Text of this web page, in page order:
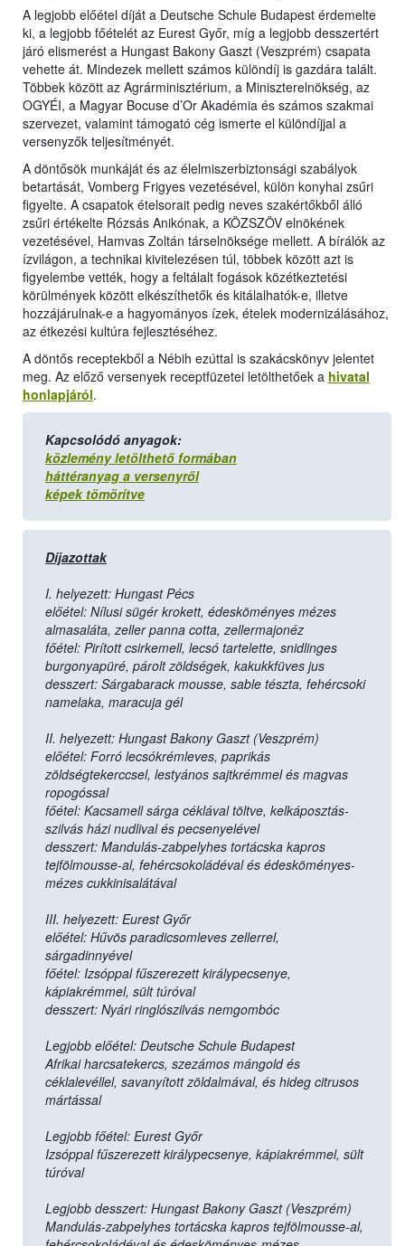
A legjobb előétel díját a Deutsche Schule Budapest érdemelte
ki, a legjobb főételét az Eurest Győr, míg a legjobb desszertért
járó elismerést a Hungast Bakony Gaszt (Veszprém) csapata
vehette át. Mindezek mellett számos különdíj is gazdára talált.
Többek között az Agrárminisztérium, a Miniszterelnökség, az
OGYÉI, a Magyar Bocuse d’Or Akadémia és számos szakmai
szervezet, valamint támogató cég ismerte el különdíjjal a
versenyzők teljesítményét.
A döntősök munkáját és az élelmiszerbiztonsági szabályok
betartását, Vomberg Frigyes vezetésével, külön konyhai zsűri
figyelte. A csapatok ételsorait pedig neves szakértőkből álló
zsűri értékelte Rózsás Anikónak, a KÖZSZÖV elnökének
vezetésével, Hamvas Zoltán társelnöksége mellett. A bírálók az
ízvilágon, a technikai kivitelezésen túl, többek között azt is
figyelembe vették, hogy a feltálalt fogások közétkeztetési
körülmények között elkészíthetők és kitálalhatók-e, illetve
hozzájárulnak-e a hagyományos ízek, ételek modernizálásához,
az étkezési kultúra fejlesztéséhez.
A döntős receptekből a Nébih ezúttal is szakácskönyv jelentet
meg. Az előző versenyek receptfüzetei letölthetőek a hivatal
honlapjáról.
Kapcsolódó anyagok:
közlemény letölthető formában
háttéranyag a versenyről
képek tömörítve
Díjazottak
I. helyezett: Hungast Pécs
előétel: Nílusi sügér krokett, édesköményes mézes
almasaláta, zeller panna cotta, zellermajonéz
főétel: Pirított csirkemell, lecsó tartelette, snidlinges
burgonyapüré, párolt zöldségek, kakukkfüves jus
desszert: Sárgabarack mousse, sable tészta, fehércsoki
namelaka, maracuja gél
II. helyezett: Hungast Bakony Gaszt (Veszprém)
előétel: Forró lecsókrémleves, paprikás
zöldségtekerccsel, lestyános sajtkrémmel és magvas
ropogóssal
főétel: Kacsamell sárga céklával töltve, kelkáposztás-
szilvás házi nudlival és pecsenyelével
desszert: Mandulás-zabpelyhes tortácska kapros
tejfölmousse-al, fehércsokoládéval és édesköményes-
mézes cukkinisalátával
III. helyezett: Eurest Győr
előétel: Hűvös paradicsomleves zellerrel,
sárgadinnyével
főétel: Izsóppal fűszerezett királypecsenye,
kápiakrémmel, sült túróval
desszert: Nyári ringlószilvás nemgombóc
Legjobb előétel: Deutsche Schule Budapest
Afrikai harcsatekercs, szezámos mángold és
céklalevéllel, savanyított zöldalmával, és hideg citrusos
mártással
Legjobb főétel: Eurest Győr
Izsóppal fűszerezett királypecsenye, kápiakrémmel, sült
túróval
Legjobb desszert: Hungast Bakony Gaszt (Veszprém)
Mandulás-zabpelyhes tortácska kapros tejfölmousse-al,